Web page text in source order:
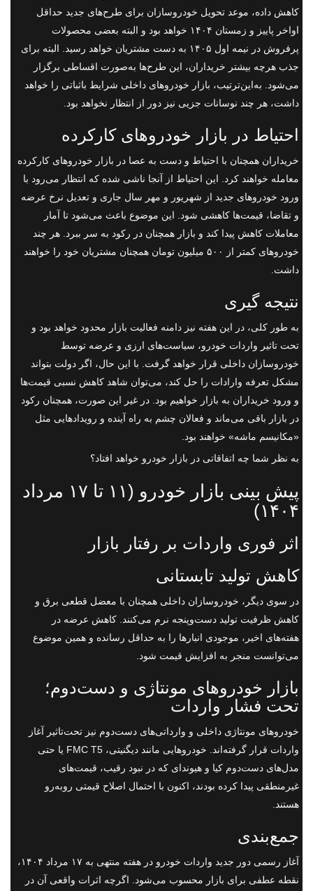
کاهش داده، موعد تحویل خودروسازان برای طرح‌های جدید حداقل
اواخر پاییز و زمستان ۱۴۰۴ خواهد بود و البته بعضی محصولات
پرفروش در نیمه اول ۱۴۰۵ به دست مشتریان خواهد رسید. البته برای
جذب هرچه بیشتر خریداران، این طرح‌ها به‌صورت اقساطی برگزار
می‌شود. به‌این‌ترتیب، بازار خودروهای داخلی شرایط باثباتی را خواهد
داشت، هر چند نوسانات جزیی نیز دور از انتظار نخواهد بود.
احتیاط در بازار خودروهای کارکرده
خریداران همچنان با احتیاط و دست به عصا در بازار خودروهای کارکرده
معامله خواهند کرد. این احتیاط از آنجا ناشی شده که انتظار می‌رود با
ورود خودروهای جدید از شهریور و مهر سال جاری و تعدیل نرخ عرضه
و تقاضا، قیمت‌ها کاهشی شود. این موضوع باعث می‌شود تا آمار
معاملات کاهش پیدا کند و بازار همچنان در رکود به سر ببرد. هر چند
خودروهای کمتر از ۵۰۰ میلیون تومان همچنان مشتریان خود را خواهند
داشت.
نتیجه گیری
به طور کلی، در این هفته نیز دامنه فعالیت بازار محدود خواهد بود و
تحت تاثیر واردات خودرو، سیاست‌های ارزی و عرضه توسط
خودروسازان داخلی قرار خواهد گرفت. با این حال، اگر دولت بتواند
مشکل تعرفه وارادات را حل کند، می‌توان شاهد کاهش نسبی قیمت‌ها
و ورود خریداران به بازار خواهیم بود. در غیر این صورت، همچنان رکود
در بازار باقی می‌ماند و فعالان چشم به راه آینده و رویدادهایی مثل
«مکانیسم ماشه» خواهند بود.
به نظر شما چه اتفاقاتی در بازار خودرو خواهد افتاد؟
پیش بینی بازار خودرو (۱۱ تا ۱۷ مرداد
۱۴۰۴)
اثر فوری واردات بر رفتار بازار
کاهش تولید تابستانی
در سوی دیگر، خودروسازان داخلی همچنان با معضل قطعی برق و
کاهش ظرفیت تولید دست‌وپنجه نرم می‌کنند. کاهش عرضه در
هفته‌های اخیر، موجودی انبارها را به حداقل رسانده و همین موضوع
می‌توانست منجر به افزایش قیمت شود.
بازار خودروهای مونتاژی و دست‌دوم؛
تحت فشار واردات
خودروهای مونتاژی داخلی و وارداتی‌های دست‌دوم نیز تحت‌تاثیر آغاز
واردات قرار گرفته‌اند. خودروهایی مانند دیگنیتی، FMC T5 یا حتی
مدل‌های دست‌دوم کیا و هیوندای که در نبود رقیب، قیمت‌های
غیرمنطقی پیدا کرده بودند، اکنون با احتمال اصلاح قیمتی روبه‌رو
هستند.
جمع‌بندی
آغاز رسمی دور جدید واردات خودرو در هفته منتهی به ۱۷ مرداد ۱۴۰۴،
نقطه عطفی برای بازار محسوب می‌شود. اگرچه اثرات واقعی آن در